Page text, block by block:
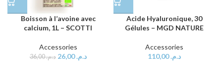
Boisson à l’avoine avec
calcium, 1L – SCOTTI
Accessories
د.م.36,00 د.م.26,00
Acide Hyaluronique, 30
Gélules – MGD NATURE
Accessories
د.م.110,00